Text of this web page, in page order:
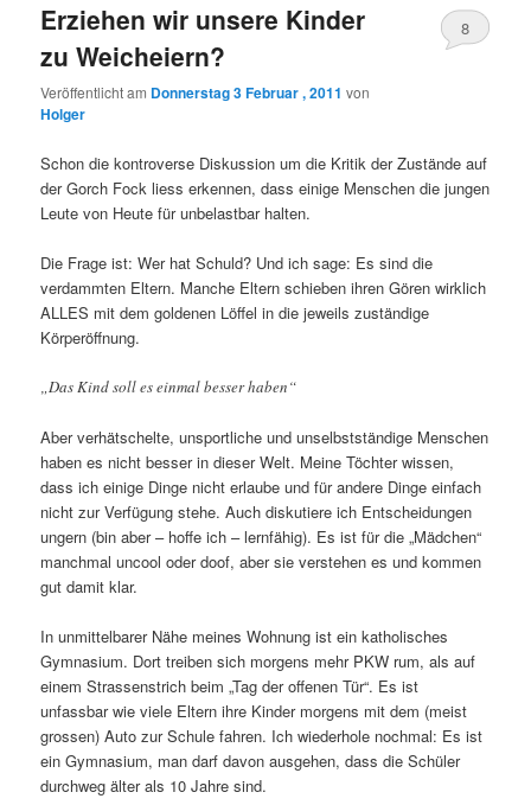
Erziehen wir unsere Kinder
zu Weicheiern?
Veröffentlicht am Donnerstag 3 Februar , 2011 von
Holger
8
Schon die kontroverse Diskussion um die Kritik der Zustände auf
der Gorch Fock liess erkennen, dass einige Menschen die jungen
Leute von Heute für unbelastbar halten.
Die Frage ist: Wer hat Schuld? Und ich sage: Es sind die
verdammten Eltern. Manche Eltern schieben ihren Gören wirklich
ALLES mit dem goldenen Löffel in die jeweils zuständige
Körperöffnung.
„Das Kind soll es einmal besser haben“
Aber verhätschelte, unsportliche und unselbstständige Menschen
haben es nicht besser in dieser Welt. Meine Töchter wissen,
dass ich einige Dinge nicht erlaube und für andere Dinge einfach
nicht zur Verfügung stehe. Auch diskutiere ich Entscheidungen
ungern (bin aber – hoffe ich – lernfähig). Es ist für die „Mädchen“
manchmal uncool oder doof, aber sie verstehen es und kommen
gut damit klar.
In unmittelbarer Nähe meines Wohnung ist ein katholisches
Gymnasium. Dort treiben sich morgens mehr PKW rum, als auf
einem Strassenstrich beim „Tag der offenen Tür“. Es ist
unfassbar wie viele Eltern ihre Kinder morgens mit dem (meist
grossen) Auto zur Schule fahren. Ich wiederhole nochmal: Es ist
ein Gymnasium, man darf davon ausgehen, dass die Schüler
durchweg älter als 10 Jahre sind.